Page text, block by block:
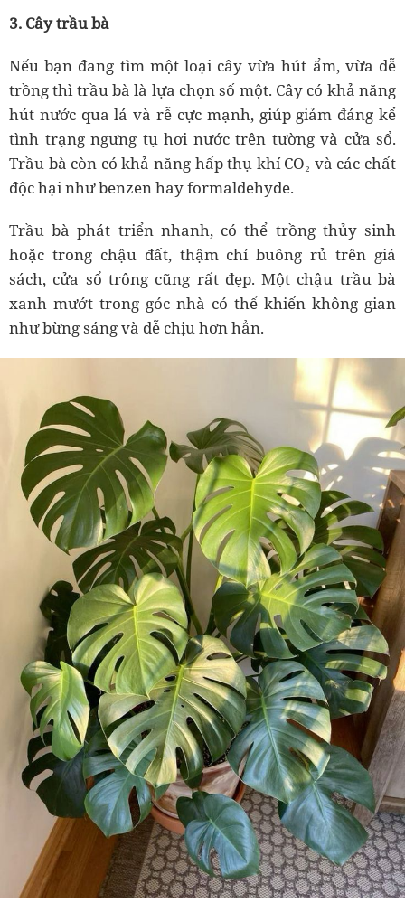
3. Cây trầu bà
Nếu bạn đang tìm một loại cây vừa hút ẩm, vừa dễ
trồng thì trầu bà là lựa chọn số một. Cây có khả năng
hút nước qua lá và rễ cực mạnh, giúp giảm đáng kể
tình trạng ngưng tụ hơi nước trên tường và cửa sổ.
Trầu bà còn có khả năng hấp thụ khí CO₂ và các chất
độc hại như benzen hay formaldehyde.
Trầu bà phát triển nhanh, có thể trồng thủy sinh
hoặc trong chậu đất, thậm chí buông rủ trên giá
sách, cửa sổ trông cũng rất đẹp. Một chậu trầu bà
xanh mướt trong góc nhà có thể khiến không gian
như bừng sáng và dễ chịu hơn hẳn.